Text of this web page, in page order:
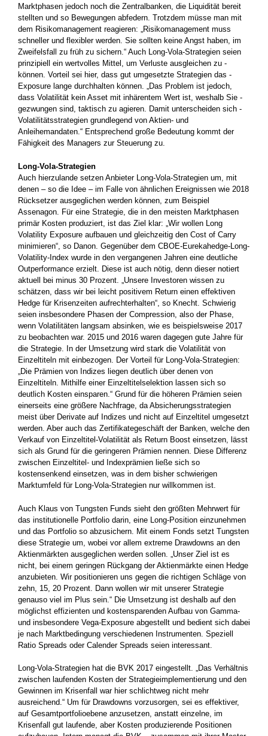
Marktphasen jedoch noch die Zentralbanken, die Liquidität bereit
stellten und so Bewegungen abfedern. Trotzdem müsse man mit
dem Risiko­management reagieren: „Risikomanagement muss
schneller und flexibler werden. Sie sollten keine Angst haben, im
Zweifelsfall zu früh zu sichern.“ Auch Long-Vola-Strategien seien
prinzipiell ein wertvolles Mittel, um Verluste ausgleichen zu ­
können. Vorteil sei hier, dass gut umgesetzte Strategien das ­
Exposure lange durchhalten können. „Das Problem ist jedoch,
dass Volatilität kein Asset mit inhärentem Wert ist, weshalb Sie ­
gezwungen sind, taktisch zu agieren. Damit unterscheiden sich ­
Volatilitätsstrategien grundlegend von Aktien- und
Anleihemandaten.“ Entsprechend große Bedeutung kommt der
Fähigkeit des ­Managers zur Steuerung zu.
Long-Vola-Strategien
Auch hierzulande setzen Anbieter Long-Vola-Strategien um, mit
denen – so die Idee – im Falle von ähnlichen Ereignissen wie 2018
Rücksetzer ausgeglichen werden können, zum Beispiel
Assenagon. Für eine Strategie, die in den meisten Marktphasen
primär Kosten produziert, ist das Ziel klar: „Wir wollen Long
Volatility Exposure aufbauen und gleichzeitig den Cost of Carry
minimieren“, so ­Danon. Gegenüber dem CBOE-Eurekahedge-Long-
Volatility-Index wurde in den vergangenen Jahren eine deutliche
Outperformance erzielt. Diese ist auch nötig, denn dieser notiert
aktuell bei minus 30 Prozent. „Unsere Investoren wissen zu
schätzen, dass wir bei leicht positivem Return einen effektiven
Hedge für Krisenzeiten aufrechterhalten“, so Knecht. Schwierig
seien insbesondere ­Phasen der Compression, also der Phase,
wenn Volatilitäten langsam ­absinken, wie es beispielsweise 2017
zu beobachten war. 2015 und 2016 waren dagegen gute Jahre für
die Strategie. In der Umsetzung wird stark die Volatilität von
Einzeltiteln mit einbezogen. Der ­Vorteil für Long-Vola-Strategien:
„Die Prämien von ­Indizes liegen deutlich über denen von
Einzeltiteln. Mithilfe einer Einzeltitel­selektion lassen sich so
deutlich Kosten einsparen.“ Grund für die höheren Prämien seien
einerseits eine größere Nachfrage, da Absicherungsstrategien
meist über Derivate auf ­Indizes und nicht auf Einzeltitel umgesetzt
werden. Aber auch das Zertifikategeschäft der Banken, welche den
Verkauf von Einzeltitel-Volatilität als Return Boost einsetzen, lässt
sich als Grund für die geringeren Prämien nennen. Diese Differenz
zwischen Einzeltitel- und Indexprämien ließe sich so
kostensenkend einsetzen, was in dem bisher schwierigen
Marktumfeld für Long-Vola-Strategien nur willkommen ist.
Auch Klaus von Tungsten Funds sieht den größten Mehrwert für
das institutionelle Portfolio darin, eine Long-Position einzunehmen
und das Portfolio so abzusichern. Mit einem Fonds setzt Tungsten
diese Strategie um, wobei vor allem extreme Drawdowns an den
Aktienmärkten ausgeglichen werden sollen. „Unser Ziel ist es
nicht, bei einem geringen Rückgang der Aktienmärkte einen Hedge
anzubieten. Wir positionieren uns gegen die richtigen ­Schläge von
zehn, 15, 20 Prozent. Dann wollen wir mit unserer Strategie
genauso viel im Plus sein.“ Die Umsetzung ist deshalb auf den
möglichst effizienten und kostensparenden Aufbau von ­Gamma-
und insbesondere Vega-Exposure abgestellt und bedient sich dabei
je nach Marktbedingung verschiedenen Instrumenten. Speziell
Ratio Spreads oder Calender Spreads seien interessant.
Long-Vola-Strategien hat die BVK 2017 eingestellt. „Das Verhältnis
zwischen laufenden Kosten der Strategieimplementierung und den
Gewinnen im Krisenfall war hier schlichtweg nicht mehr
ausreichend.“ Um für Drawdowns vorzusorgen, sei es effektiver,
auf ­Gesamtportfolioebene anzusetzen, anstatt einzelne, im
Krisenfall gut laufende, aber Kosten produzierende Positionen